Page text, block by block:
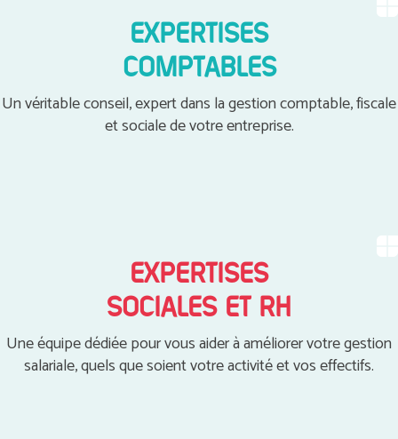
EXPERTISES
COMPTABLES
Un véritable conseil, expert dans la gestion comptable, fiscale
et sociale de votre entreprise.
EXPERTISES
SOCIALES ET RH
Une équipe dédiée pour vous aider à améliorer votre gestion
salariale, quels que soient votre activité et vos effectifs.